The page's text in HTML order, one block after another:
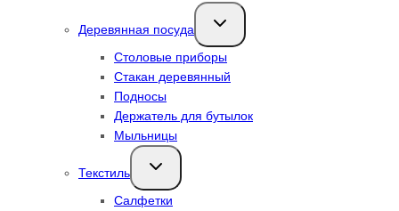
Деревянная посуда
Переключить
дочернее
Столовые приборы
Стакан деревянный
Подносы
Держатель для бутылок
Мыльницы
Текстиль
Переключить
дочернее
Салфетки